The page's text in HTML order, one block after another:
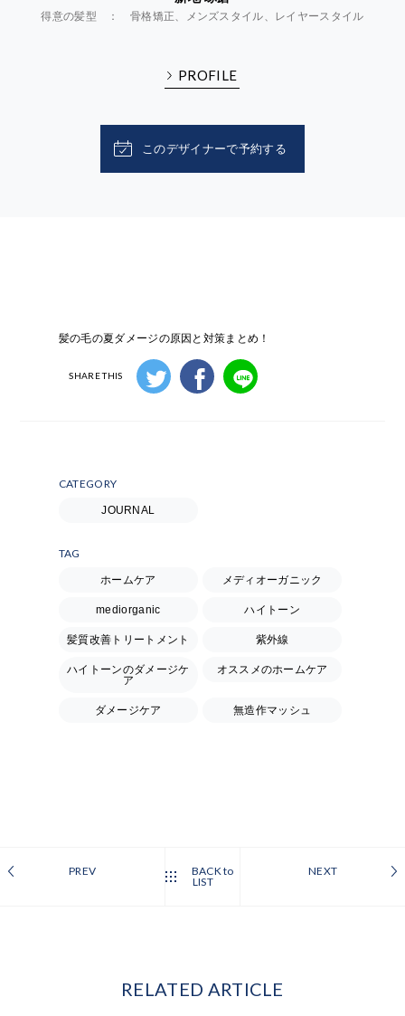
得意の髪型 ： 骨格矯正、メンズスタイル、レイヤースタイル
PROFILE
このデザイナーで予約する
髪の毛の夏ダメージの原因と対策まとめ！
SHARE THIS
CATEGORY
JOURNAL
TAG
ホームケア メディオーガニック
mediorganic ハイトーン
髪質改善トリートメント 紫外線
ハイトーンのダメージケ
ア
オススメのホームケア
ダメージケア 無造作マッシュ
PREV
BACK to
LIST
NEXT
RELATED ARTICLE